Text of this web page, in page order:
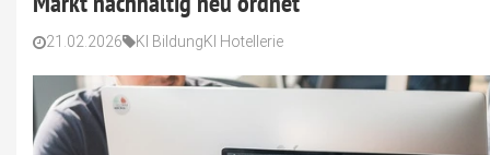
21.02.2026 KI BildungKI Hotellerie